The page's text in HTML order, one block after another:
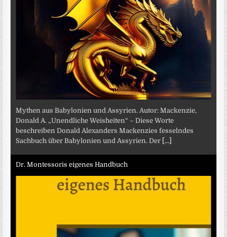
Mythen aus Babylonien und Assyrien. Autor: Mackenzie,
Donald A. „Unendliche Weisheiten“ – Diese Worte
beschreiben Donald Alexanders Mackenzies fesselndes
Sachbuch über Babylonien und Assyrien. Der [...]
Dr. Montessoris eigenes Handbuch